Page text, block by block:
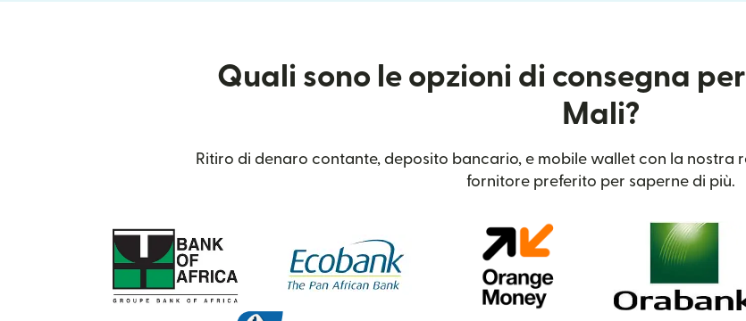
Quali sono le opzioni di consegna
Mali?
Ritiro di denaro contante, deposito bancario, e mobile wallet con la nostra
fornitore preferito per saperne di più.